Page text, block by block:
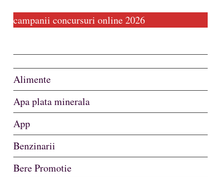
campanii concursuri online 2026
Alimente
Apa plata minerala
App
Benzinarii
Bere Promotie